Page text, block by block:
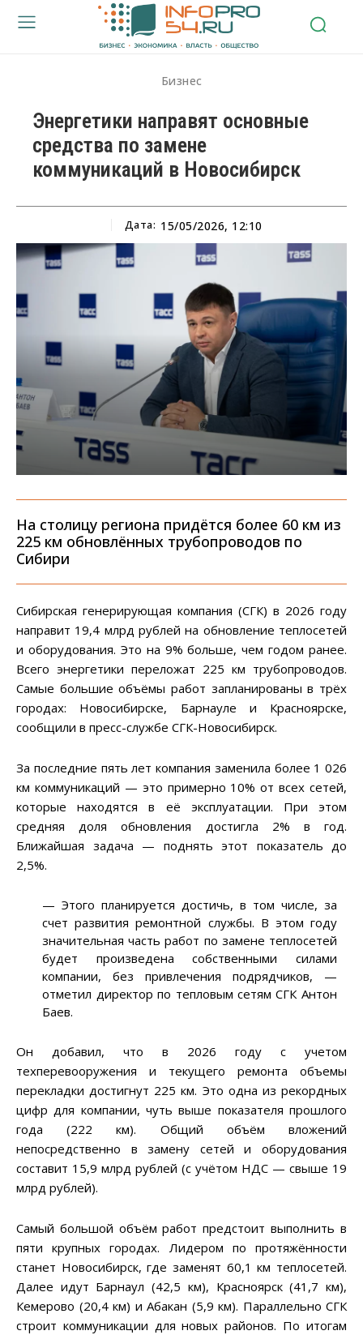
Бизнес
Энергетики направят основные
средства по замене
коммуникаций в Новосибирск
Дата: 15/05/2026, 12:10
На столицу региона придётся более 60 км из
225 км обновлённых трубопроводов по
Сибири
Сибирская генерирующая компания (СГК) в 2026 году
направит 19,4 млрд рублей на обновление теплосетей
и оборудования. Это на 9% больше, чем годом ранее.
Всего энергетики переложат 225 км трубопроводов.
Самые большие объёмы работ запланированы в трёх
городах: Новосибирске, Барнауле и Красноярске,
сообщили в пресс-службе СГК-Новосибирск.
За последние пять лет компания заменила более 1 026
км коммуникаций — это примерно 10% от всех сетей,
которые находятся в её эксплуатации. При этом
средняя доля обновления достигла 2% в год.
Ближайшая задача — поднять этот показатель до
2,5%.
— Этого планируется достичь, в том числе, за
счет развития ремонтной службы. В этом году
значительная часть работ по замене теплосетей
будет произведена собственными силами
компании, без привлечения подрядчиков, —
отметил директор по тепловым сетям СГК Антон
Баев.
Он добавил, что в 2026 году с учетом
техперевооружения и текущего ремонта объемы
перекладки достигнут 225 км. Это одна из рекордных
цифр для компании, чуть выше показателя прошлого
года (222 км). Общий объём вложений
непосредственно в замену сетей и оборудования
составит 15,9 млрд рублей (с учётом НДС — свыше 19
млрд рублей).
Самый большой объём работ предстоит выполнить в
пяти крупных городах. Лидером по протяжённости
станет Новосибирск, где заменят 60,1 км теплосетей.
Далее идут Барнаул (42,5 км), Красноярск (41,7 км),
Кемерово (20,4 км) и Абакан (5,9 км). Параллельно СГК
строит коммуникации для новых районов. По итогам